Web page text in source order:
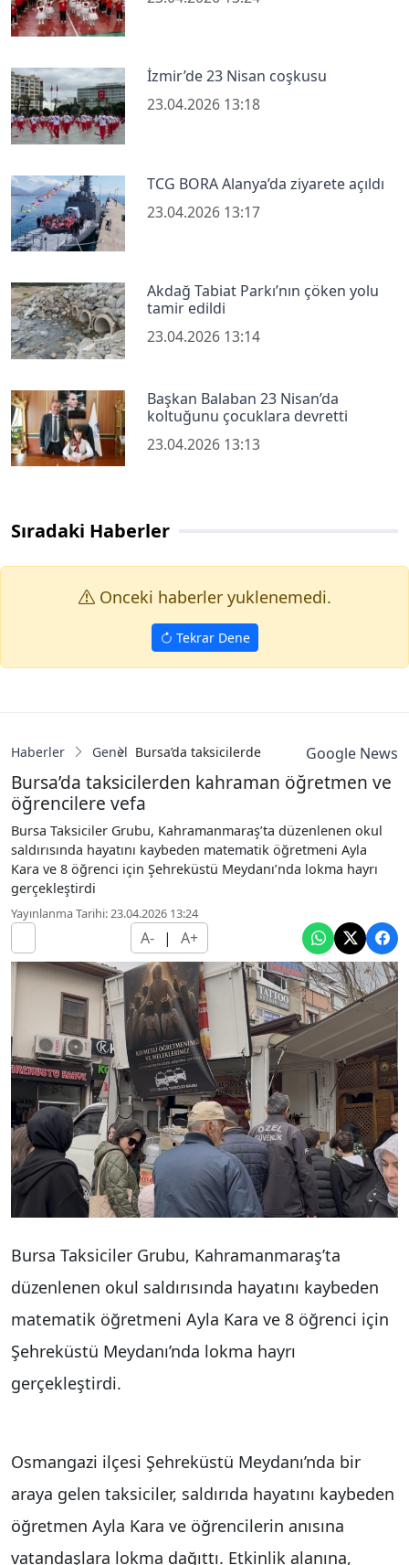
İzmir’de 23 Nisan coşkusu
23.04.2026 13:18
TCG BORA Alanya’da ziyarete açıldı
23.04.2026 13:17
Akdağ Tabiat Parkı’nın çöken yolu
tamir edildi
23.04.2026 13:14
Başkan Balaban 23 Nisan’da
koltuğunu çocuklara devretti
23.04.2026 13:13
Sıradaki Haberler
Onceki haberler yuklenemedi.
Tekrar Dene
Haberler Genel Bursa’da taksicilerden kahraman öğretmen
Google News
Bursa’da taksicilerden kahraman öğretmen ve
öğrencilere vefa
Bursa Taksiciler Grubu, Kahramanmaraş’ta düzenlenen okul
saldırısında hayatını kaybeden matematik öğretmeni Ayla
Kara ve 8 öğrenci için Şehreküstü Meydanı’nda lokma hayrı
gerçekleştirdi
Yayınlanma Tarihi: 23.04.2026 13:24
A- | A+
Bursa Taksiciler Grubu, Kahramanmaraş’ta
düzenlenen okul saldırısında hayatını kaybeden
matematik öğretmeni Ayla Kara ve 8 öğrenci için
Şehreküstü Meydanı’nda lokma hayrı
gerçekleştirdi.
Osmangazi ilçesi Şehreküstü Meydanı’nda bir
araya gelen taksiciler, saldırıda hayatını kaybeden
öğretmen Ayla Kara ve öğrencilerin anısına
vatandaşlara lokma dağıttı. Etkinlik alanına,